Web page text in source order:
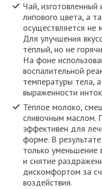
Чай,
липового цвета, а
осуществляется не
Для улучшения
тёплый, но не
На фоне
воспалительной
температуры тела,
выраженности
Тёплое молоко,
сливочным маслом.
эффективен для
форме. В
только уменьшение
и снятие
дискомфортом за
воздействия.